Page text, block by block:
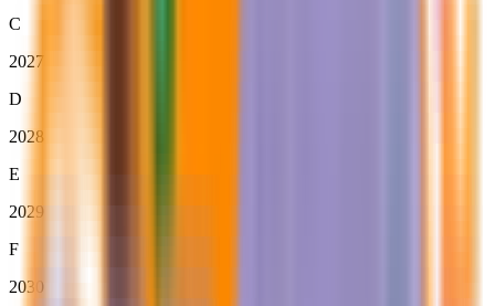
C
2027
D
2028
E
2029
F
2030